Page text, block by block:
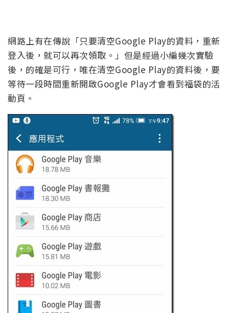
網路上有在傳說「只要清空Google Play的資料，重新
登入後，就可以再次領取。」但是經過小編幾次實驗
後，的確是可行，唯在清空Google Play的資料後，要
等待一段時間重新開啟Google Play才會看到福袋的活
動頁。